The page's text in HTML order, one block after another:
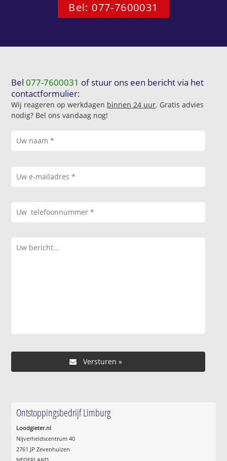
Bel: 077-7600031
Bel077-7600031 of stuur ons een bericht via het
contactformulier:
Wij reageren op werkdagen binnen 24 uur. Gratis advies
nodig? Bel ons vandaag nog!
Ontstoppingsbedrijf Limburg
Loodgieter.nl
Nijverheidscentrum 40
2761 JP Zevenhuizen